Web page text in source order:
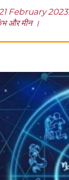
2023:
और मीन ।